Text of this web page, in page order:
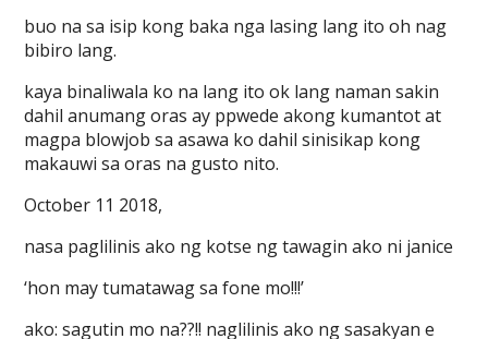
buo na sa isip kong baka nga lasing lang ito oh nag
bibiro lang.
kaya binaliwala ko na lang ito ok lang naman sakin
dahil anumang oras ay ppwede akong kumantot at
magpa blowjob sa asawa ko dahil sinisikap kong
makauwi sa oras na gusto nito.
October 11 2018,
nasa paglilinis ako ng kotse ng tawagin ako ni janice
‘hon may tumatawag sa fone mo!!!’
ako: sagutin mo na??!! naglilinis ako ng sasakyan e